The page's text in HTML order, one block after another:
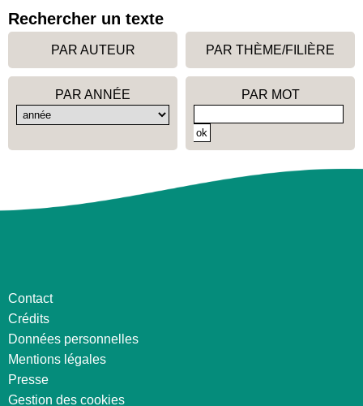
Rechercher un texte
PAR AUTEUR PAR THÈME/FILIÈRE
PAR ANNÉE PAR MOT
Contact
Crédits
Données personnelles
Mentions légales
Presse
Gestion des cookies